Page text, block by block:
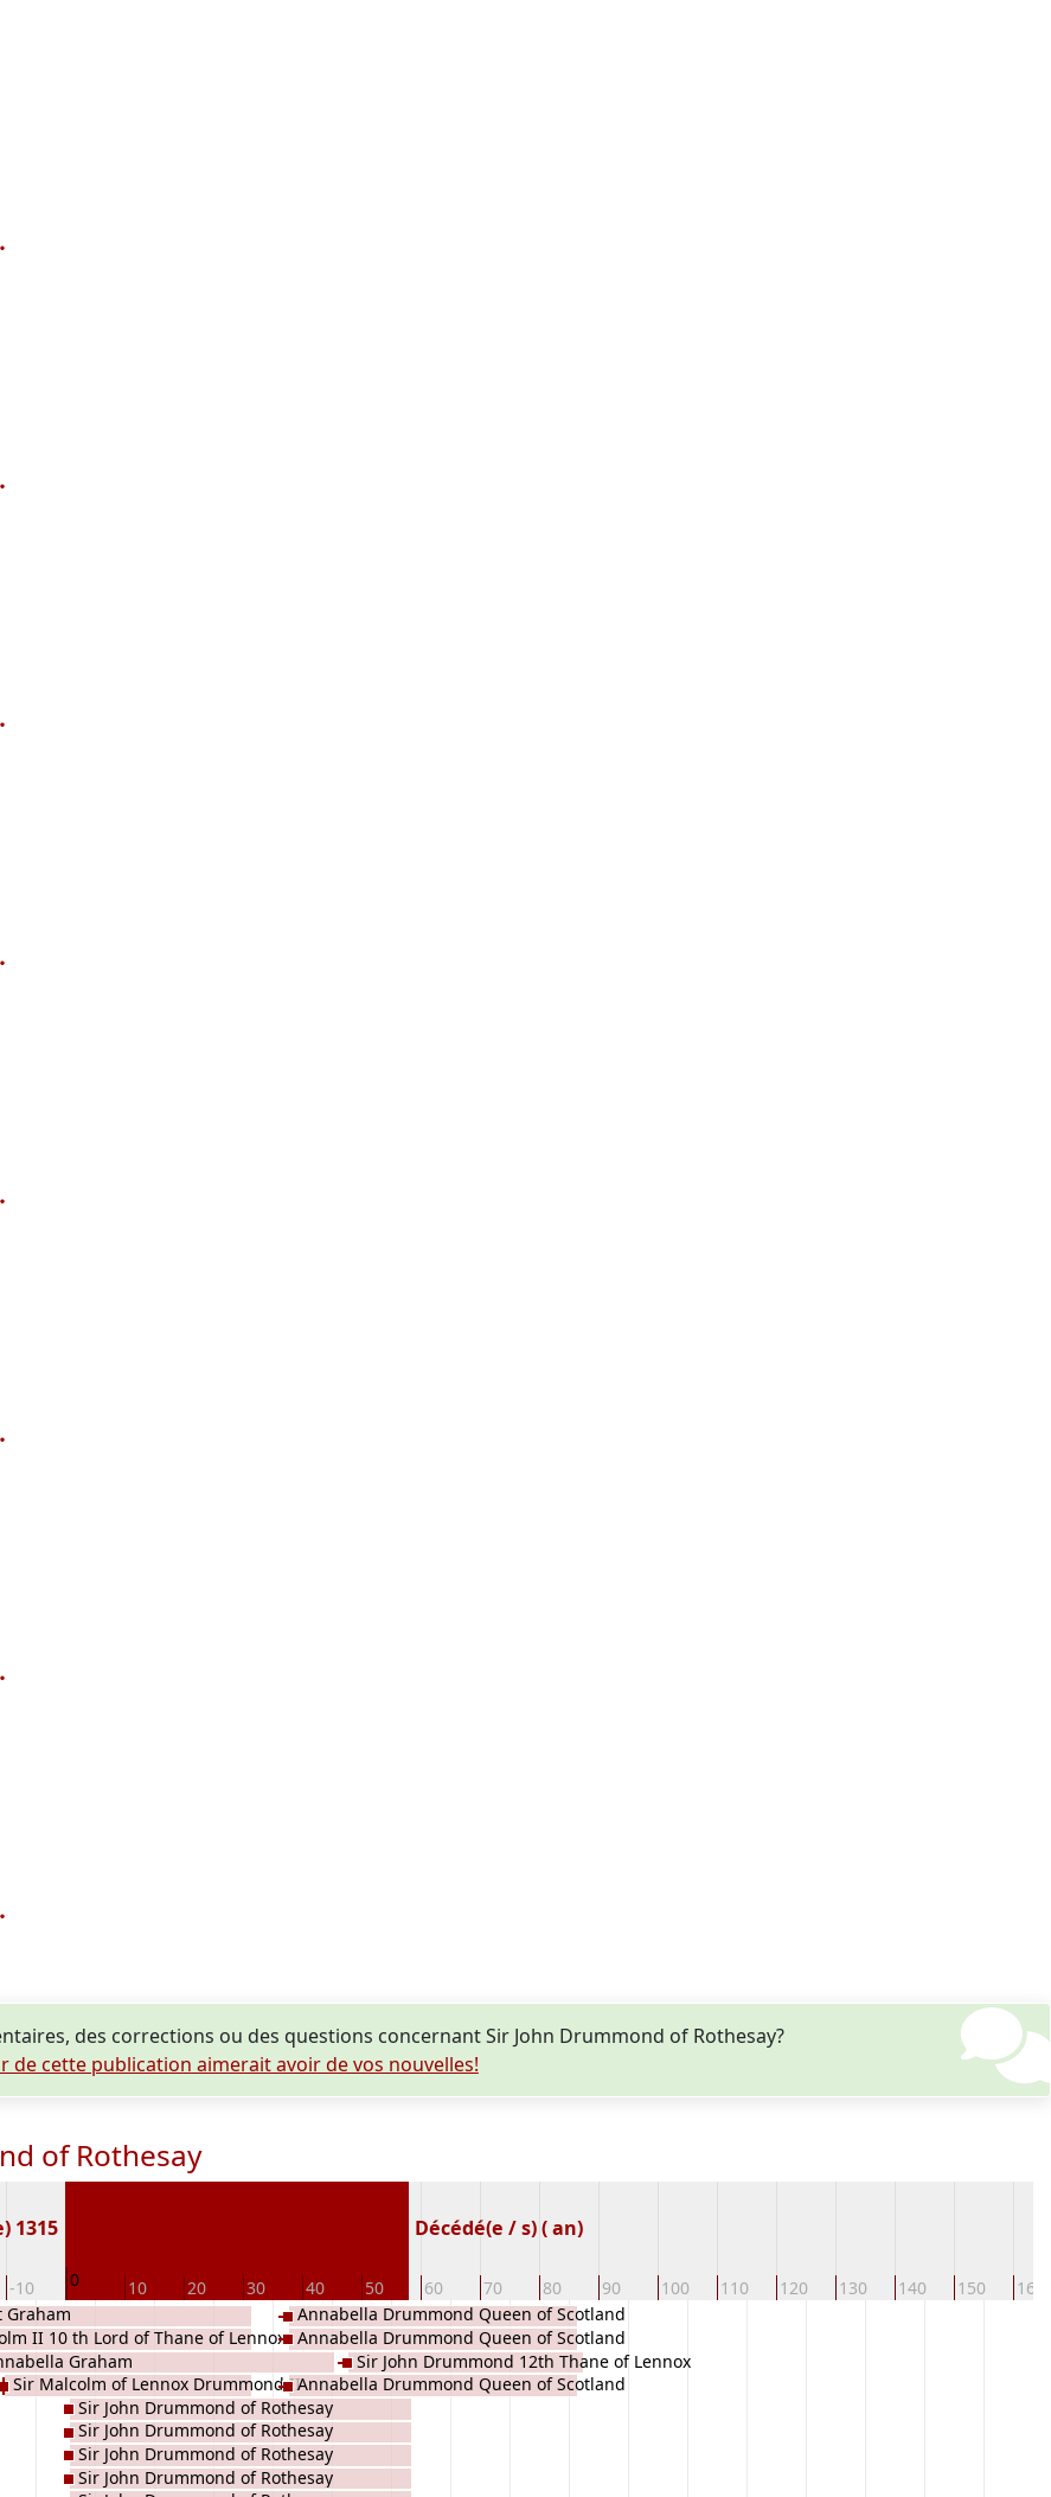
des corrections ou des questions concernant Sir John Drummond of Rothesay?
de cette publication aimerait avoir de vos nouvelles!
of Rothesay
-10 0 10 20 30 40 50 60 70 80 90 100 110 120 130 140 150 160
1315 Décédé(e / s) ( an)
Graham
II 10 th Lord of Thane of Lennox
Graham
Sir Malcolm of Lennox Drummond II
Sir John Drummond of Rothesay
Sir John Drummond of Rothesay
Sir John Drummond of Rothesay
Sir John Drummond of Rothesay
Annabella Drummond Queen of Scotland
Annabella Drummond Queen of Scotland
Annabella Drummond Queen of Scotland
Sir John Drummond 12th Thane of Lennox